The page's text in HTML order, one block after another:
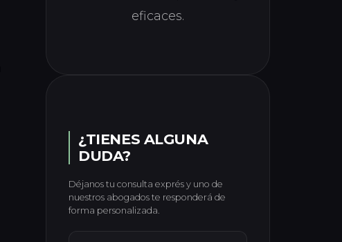
eficaces.
¿TIENES ALGUNA
DUDA?
Déjanos tu consulta exprés y uno de
nuestros abogados te responderá de
forma personalizada.